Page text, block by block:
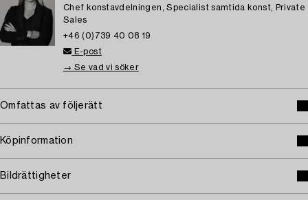
Chef konstavdelningen, Specialist samtida konst, Private
Sales
+46 (0)739 40 08 19
E-post
→ Se vad vi söker
Omfattas av följerätt
Köpinformation
Bildrättigheter